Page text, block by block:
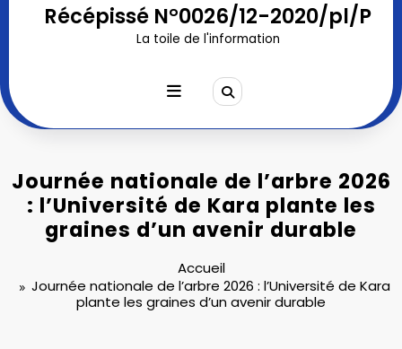
Récépissé N°0026/12-2020/pl/P
La toile de l'information
Journée nationale de l’arbre 2026
: l’Université de Kara plante les
graines d’un avenir durable
Accueil
Journée nationale de l’arbre 2026 : l’Université de Kara
plante les graines d’un avenir durable